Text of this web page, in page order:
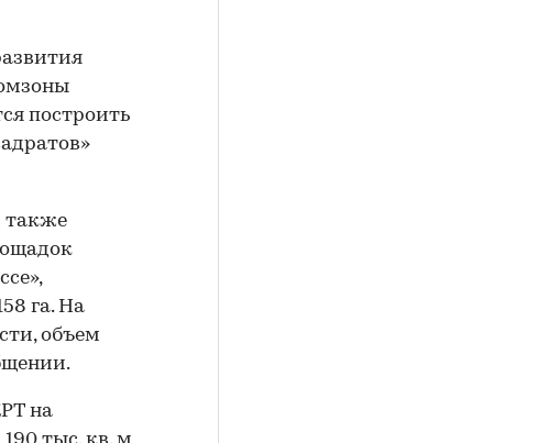
построить
также
га. На
объем
на